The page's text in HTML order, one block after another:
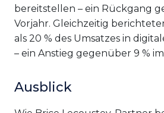
bereitstellen – ein Rückgang
Vorjahr. Gleichzeitig
als 20 % des Umsatzes in
– ein Anstieg gegenüber 9 %
Ausblick